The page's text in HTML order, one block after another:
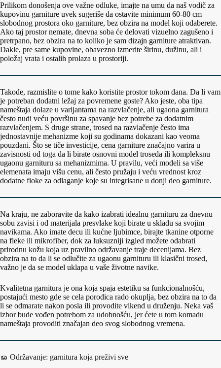
Prilikom donošenja ove važne odluke, imajte na umu da naš vodič za
kupovinu garniture uvek sugeriše da ostavite minimum 60-80 cm
slobodnog prostora oko garniture, bez obzira na model koji odaberete.
Ako taj prostor nemate, dnevna soba će delovati vizuelno zagušeno i
pretrpano, bez obzira na to koliko je sam dizajn garniture atraktivan.
Dakle, pre same kupovine, obavezno izmerite širinu, dužinu, ali i
položaj vrata i ostalih prolaza u prostoriji.
Takođe, razmislite o tome kako koristite prostor tokom dana. Da li vam
je potreban dodatni ležaj za povremene goste? Ako jeste, oba tipa
nameštaja dolaze u varijantama na razvlačenje, ali ugaona garnitura
često nudi veću površinu za spavanje bez potrebe za dodatnim
razvlačenjem. S druge strane, trosed na razvlačenje često ima
jednostavnije mehanizme koji su godinama dokazani kao veoma
pouzdani. Što se tiče investicije, cena garniture značajno varira u
zavisnosti od toga da li birate osnovni model troseda ili kompleksnu
ugaonu garnituru sa mehanizmima. U pravilu, veći modeli sa više
elemenata imaju višu cenu, ali često pružaju i veću vrednost kroz
dodatne fioke za odlaganje koje su integrisane u donji deo garniture.
Na kraju, ne zaboravite da kako izabrati idealnu garnituru za dnevnu
sobu zavisi i od materijala presvlake koji birate u skladu sa svojim
navikama. Ako imate decu ili kućne ljubimce, birajte tkanine otporne
na fleke ili mikrofiber, dok za luksuzniji izgled možete odabrati
prirodnu kožu koja uz pravilno održavanje traje decenijama. Bez
obzira na to da li se odlučite za ugaonu garnituru ili klasični trosed,
važno je da se model uklapa u vaše životne navike.
Kvalitetna garnitura je ona koja spaja estetiku sa funkcionalnošću,
postajući mesto gde se cela porodica rado okuplja, bez obzira na to da
li se odmarate nakon posla ili provodite vikend u druženju. Neka vaš
izbor bude vođen potrebom za udobnošću, jer ćete u tom komadu
nameštaja provoditi značajan deo svog slobodnog vremena.
🧽 Održavanje: garnitura koja preživi sve